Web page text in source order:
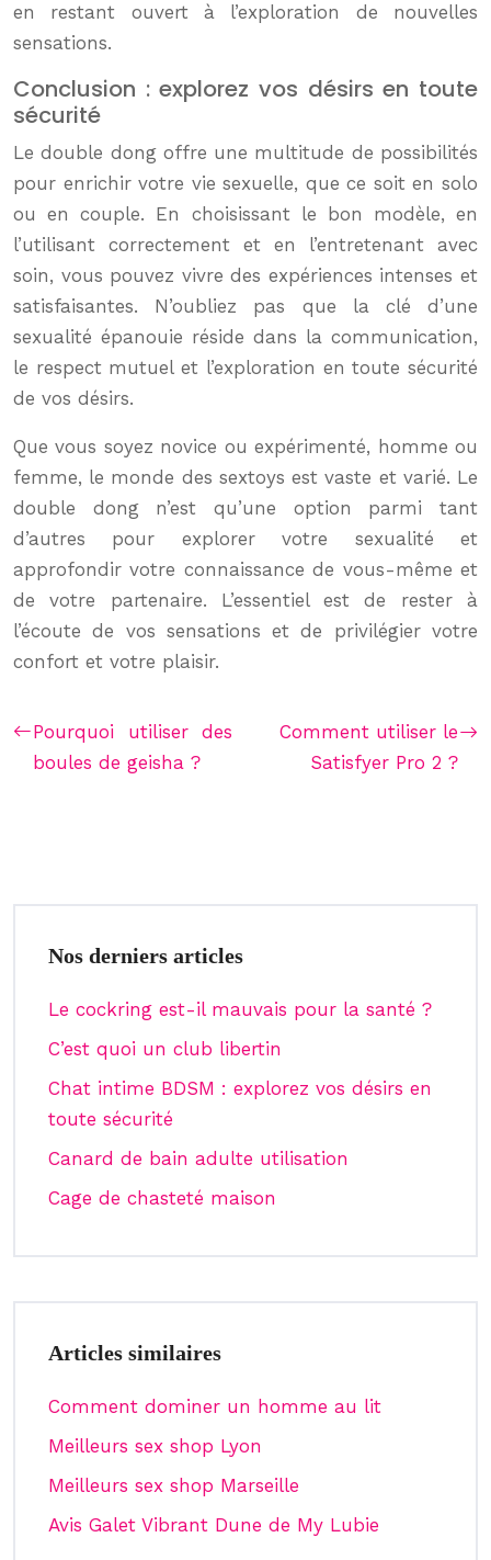
en restant ouvert à l’exploration de nouvelles
sensations.
Conclusion : explorez vos désirs en toute
sécurité
Le double dong offre une multitude de possibilités
pour enrichir votre vie sexuelle, que ce soit en solo
ou en couple. En choisissant le bon modèle, en
l’utilisant correctement et en l’entretenant avec
soin, vous pouvez vivre des expériences intenses et
satisfaisantes. N’oubliez pas que la clé d’une
sexualité épanouie réside dans la communication,
le respect mutuel et l’exploration en toute sécurité
de vos désirs.
Que vous soyez novice ou expérimenté, homme ou
femme, le monde des sextoys est vaste et varié. Le
double dong n’est qu’une option parmi tant
d’autres pour explorer votre sexualité et
approfondir votre connaissance de vous-même et
de votre partenaire. L’essentiel est de rester à
l’écoute de vos sensations et de privilégier votre
confort et votre plaisir.
Pourquoi utiliser des
boules de geisha ?
Comment utiliser le
Satisfyer Pro 2 ?
Nos derniers articles
Le cockring est-il mauvais pour la santé ?
C’est quoi un club libertin
Chat intime BDSM : explorez vos désirs en
toute sécurité
Canard de bain adulte utilisation
Cage de chasteté maison
Articles similaires
Comment dominer un homme au lit
Meilleurs sex shop Lyon
Meilleurs sex shop Marseille
Avis Galet Vibrant Dune de My Lubie